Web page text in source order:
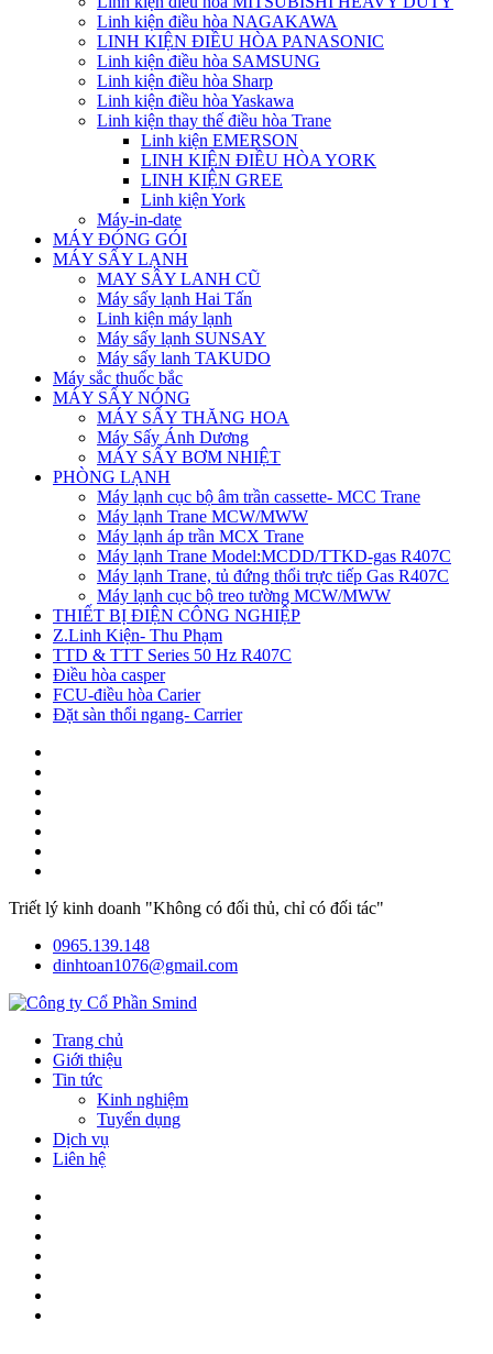
Linh kiện điều hòa NAGAKAWA
LINH KIỆN ĐIỀU HÒA PANASONIC
Linh kiện điều hòa SAMSUNG
Linh kiện điều hòa Sharp
Linh kiện điều hòa Yaskawa
Linh kiện thay thế điều hòa Trane
Linh kiện EMERSON
LINH KIỆN ĐIỀU HÒA YORK
LINH KIỆN GREE
Linh kiện York
Máy-in-date
MÁY ĐÓNG GÓI
MÁY SẤY LẠNH
MAY SÂY LANH CŨ
Máy sấy lạnh Hai Tấn
Linh kiện máy lạnh
Máy sấy lạnh SUNSAY
Máy sấy lanh TAKUDO
Máy sắc thuốc bắc
MÁY SẤY NÓNG
MÁY SẤY THĂNG HOA
Máy Sấy Ánh Dương
MÁY SẤY BƠM NHIỆT
PHÒNG LẠNH
Máy lạnh cục bộ âm trần cassette- MCC Trane
Máy lạnh Trane MCW/MWW
Máy lạnh áp trần MCX Trane
Máy lạnh Trane Model:MCDD/TTKD-gas R407C
Máy lạnh Trane, tủ đứng thổi trực tiếp Gas R407C
Máy lạnh cục bộ treo tường MCW/MWW
THIẾT BỊ ĐIỆN CÔNG NGHIỆP
Z.Linh Kiện- Thu Phạm
TTD & TTT Series 50 Hz R407C
Điều hòa casper
FCU-điều hòa Carier
Đặt sàn thổi ngang- Carrier
Triết lý kinh doanh "Không có đối thủ, chỉ có đối tác"
0965.139.148
dinhtoan1076@gmail.com
Trang chủ
Giới thiệu
Tin tức
Kinh nghiệm
Tuyển dụng
Dịch vụ
Liên hệ